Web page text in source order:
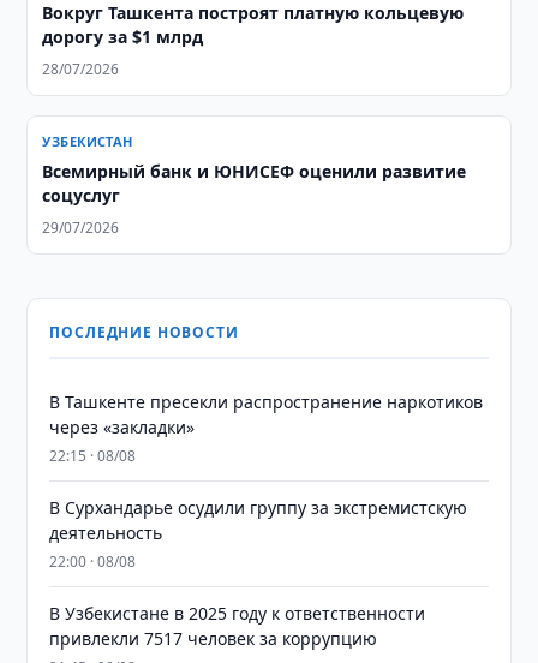
Вокруг Ташкента построят платную кольцевую
дорогу за $1 млрд
28/07/2026
УЗБЕКИСТАН
Всемирный банк и ЮНИСЕФ оценили развитие
соцуслуг
29/07/2026
ПОСЛЕДНИЕ НОВОСТИ
В Ташкенте пресекли распространение наркотиков
через «закладки»
22:15 · 08/08
В Сурхандарье осудили группу за экстремистскую
деятельность
22:00 · 08/08
В Узбекистане в 2025 году к ответственности
привлекли 7517 человек за коррупцию